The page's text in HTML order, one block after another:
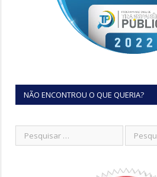
NÃO ENCONTROU O QUE QUERIA?